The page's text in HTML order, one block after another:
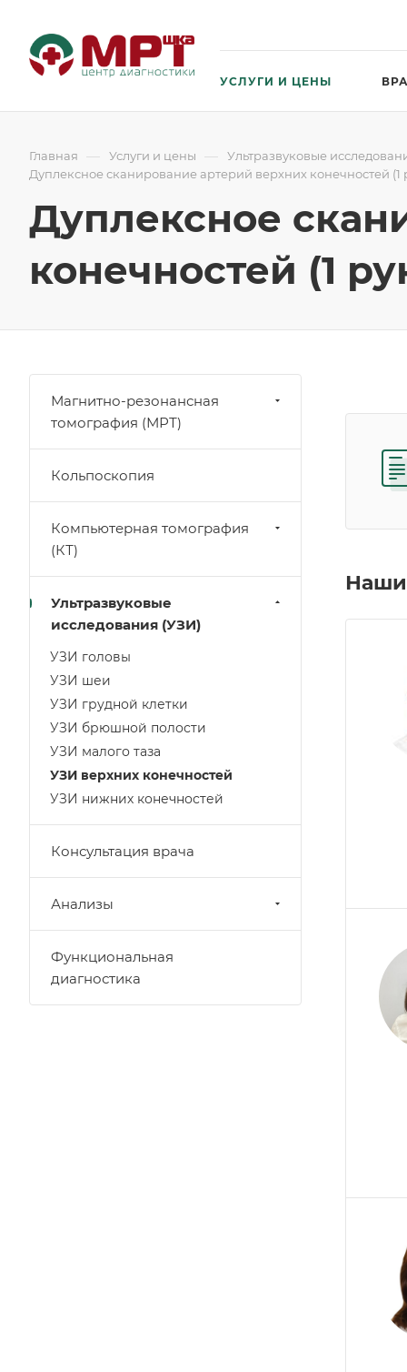
УСЛУГИ И ЦЕНЫ
Главная — Услуги и цены —
Ультразвуковые
Дуплексное сканирование артерий верхних конечностей (1
Дуплексное
конечностей (1
Магнитно-резонансная
томография (МРТ)
Кольпоскопия
Компьютерная томография
(КТ)
Ультразвуковые
исследования (УЗИ)
УЗИ головы
УЗИ шеи
УЗИ грудной клетки
УЗИ брюшной полости
УЗИ малого таза
УЗИ верхних конечностей
УЗИ нижних конечностей
Консультация врача
Анализы
Функциональная
диагностика